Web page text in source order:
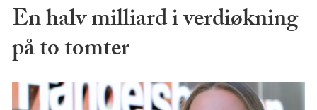
En halv milliard i verdiøkning
på to tomter